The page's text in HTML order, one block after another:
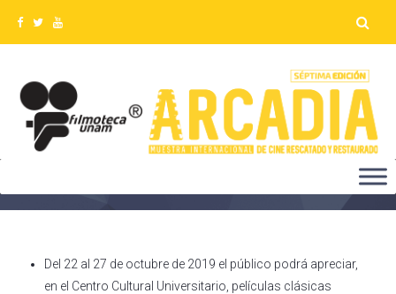
PRESENTACIÓN
Del 22 al 27 de octubre de 2019 el público podrá apreciar,
en el Centro Cultural Universitario, películas clásicas